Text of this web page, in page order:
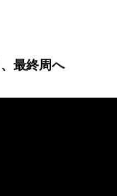
最終周へ